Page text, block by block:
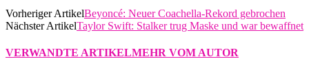
Vorheriger ArtikelBeyoncé: Neuer Coachella-Rekord gebrochen
Nächster ArtikelTaylor Swift: Stalker trug Maske und war bewaffnet
VERWANDTE ARTIKELMEHR VOM AUTOR